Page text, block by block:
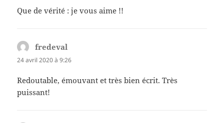
Que de vérité : je vous aime !!
fredeval
24 avril 2020 à 9:26
Redoutable, émouvant et très bien écrit. Très
puissant!